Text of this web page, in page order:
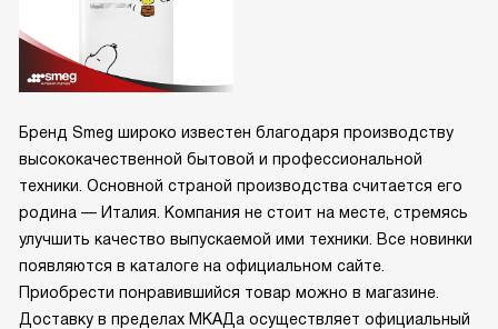
Бренд Smeg широко известен благодаря производству
высококачественной бытовой и профессиональной
техники. Основной страной производства считается его
родина — Италия. Компания не стоит на месте, стремясь
улучшить качество выпускаемой ими техники. Все новинки
появляются в каталоге на официальном сайте.
Приобрести понравившийся товар можно в магазине.
Доставку в пределах МКАДа осуществляет официальный